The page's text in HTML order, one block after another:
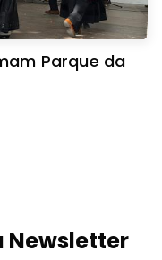
Parque da
Newsletter